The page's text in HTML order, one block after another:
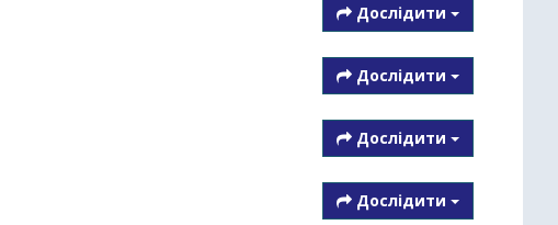
Дослідити
Дослідити
Дослідити
Дослідити